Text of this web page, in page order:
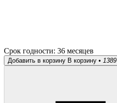
Срок годности: 36 месяцев
Добавить в корзину В корзину • 1389